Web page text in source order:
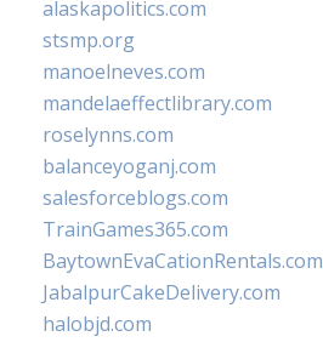
alaskapolitics.com
stsmp.org
manoelneves.com
mandelaeffectlibrary.com
roselynns.com
balanceyoganj.com
salesforceblogs.com
TrainGames365.com
BaytownEvaCationRentals.com
JabalpurCakeDelivery.com
halobjd.com